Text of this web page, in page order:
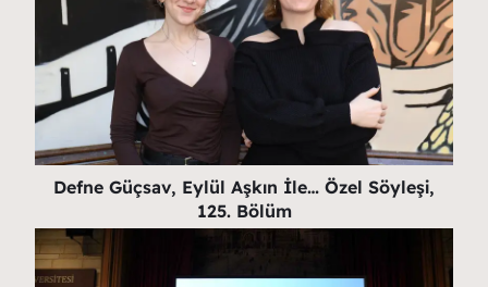
Defne Güçsav, Eylül Aşkın İle… Özel Söyleşi,
125. Bölüm